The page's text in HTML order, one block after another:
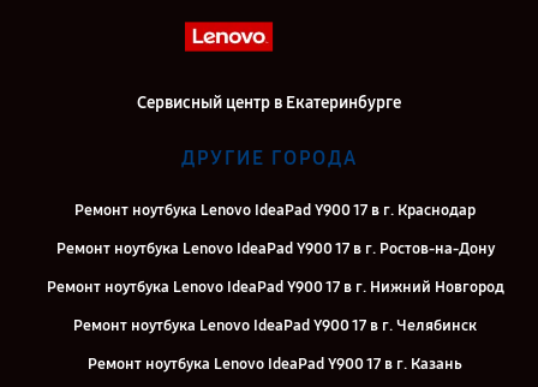
Сервисный центр в Екатеринбурге
ДРУГИЕ ГОРОДА
Ремонт ноутбука Lenovo IdeaPad Y900 17 в г. Краснодар
Ремонт ноутбука Lenovo IdeaPad Y900 17 в г. Ростов-на-Дону
Ремонт ноутбука Lenovo IdeaPad Y900 17 в г. Нижний Новгород
Ремонт ноутбука Lenovo IdeaPad Y900 17 в г. Челябинск
Ремонт ноутбука Lenovo IdeaPad Y900 17 в г. Казань